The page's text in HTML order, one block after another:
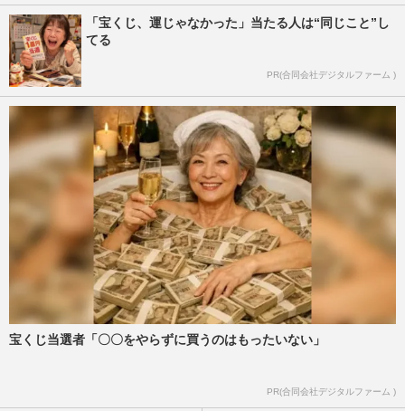
「宝くじ、運じゃなかった」当たる人は“同じこと”し
てる
PR(合同会社デジタルファーム )
宝くじ当選者「〇〇をやらずに買うのはもったいない」
PR(合同会社デジタルファーム )